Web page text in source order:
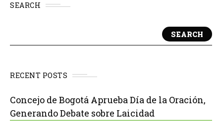
SEARCH
SEARCH
RECENT POSTS
Concejo de Bogotá Aprueba Día de la Oración,
Generando Debate sobre Laicidad